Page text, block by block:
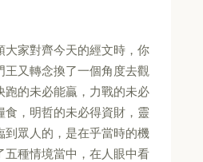
大家對齊今天的經文時，你
王又轉念換了一個角度去觀
跑的未必能贏，力戰的未必
食，明哲的未必得資財，靈
到眾人的，是在乎當時的機
五種情境當中，在人眼中看